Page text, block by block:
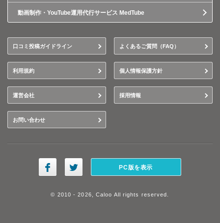
動画制作・YouTube運用代行サービス MedTube
口コミ投稿ガイドライン よくあるご質問（FAQ）
利用規約 個人情報保護方針
運営会社 採用情報
お問い合わせ
PC版を表示
© 2010 - 2026, Caloo All rights reserved.